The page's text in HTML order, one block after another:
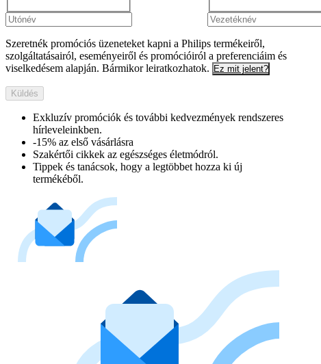
Szeretnék promóciós üzeneteket kapni a Philips termékeiről,
szolgáltatásairól, eseményeiről és promócióiról a preferenciáim és
viselkedésem alapján. Bármikor leiratkozhatok. Ez mit jelent?
Küldés
Exkluzív promóciók és további kedvezmények rendszeres
hírleveleinkben.
-15% az első vásárlásra
Szakértői cikkek az egészséges életmódról.
Tippek és tanácsok, hogy a legtöbbet hozza ki új
termékéből.